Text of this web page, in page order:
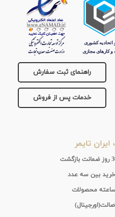
راهنمای ثبت سفارش
خدمات پس از فروش
تایمر
خرید بین سه عدد